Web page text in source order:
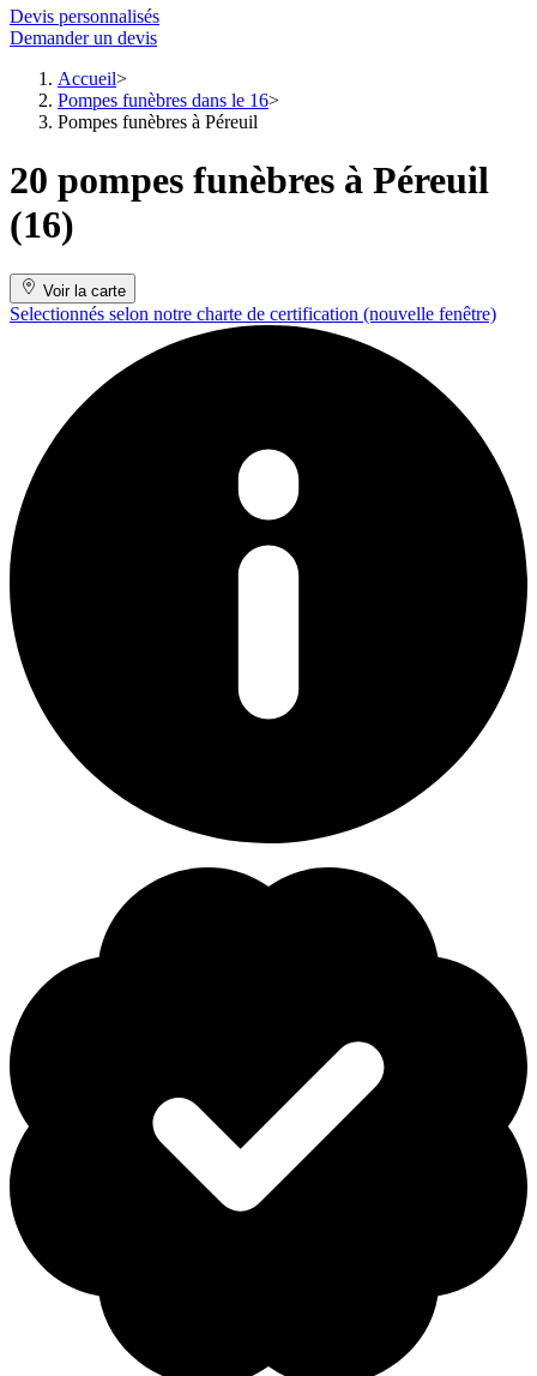
Devis personnalisés
Demander un devis
Accueil
Pompes funèbres dans le 16
Pompes funèbres à Péreuil
20 pompes funèbres à Péreuil
(16)
Voir la carte
Selectionnés selon notre charte de certification (nouvelle fenêtre)